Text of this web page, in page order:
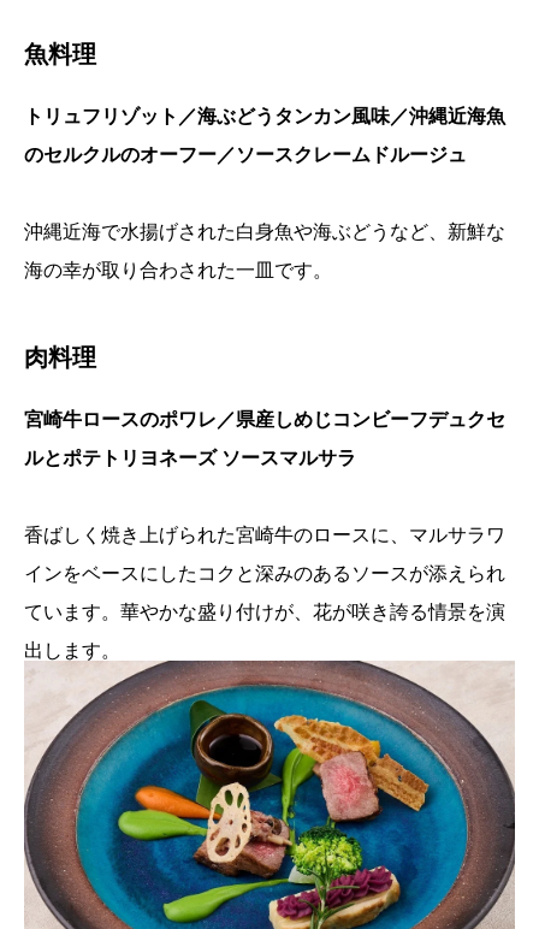
魚料理
トリュフリゾット／海ぶどうタンカン風味／沖縄近海魚
のセルクルのオーフー／ソースクレームドルージュ
沖縄近海で水揚げされた白身魚や海ぶどうなど、新鮮な
海の幸が取り合わされた一皿です。
肉料理
宮崎牛ロースのポワレ／県産しめじコンビーフデュクセ
ルとポテトリヨネーズ ソースマルサラ
香ばしく焼き上げられた宮崎牛のロースに、マルサラワ
インをベースにしたコクと深みのあるソースが添えられ
ています。華やかな盛り付けが、花が咲き誇る情景を演
出します。